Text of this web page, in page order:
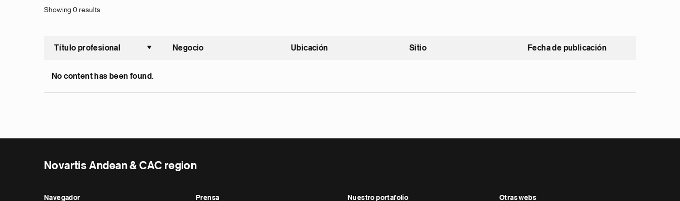
Showing 0 results
Título profesional
Ordenar ascendente
Negocio Ubicación Sitio Fecha de publicación
No content has been found.
Novartis Andean & CAC region
Navegador Prensa Nuestro portafolio Otras webs